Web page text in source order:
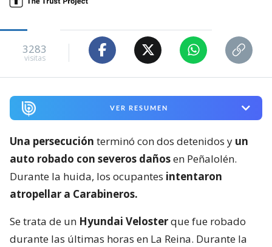
3283
visitas
VER RESUMEN
Una persecución terminó con dos detenidos y un
auto robado con severos dañosen Peñalolén.
Durante la huida, los ocupantes intentaron
atropellar a Carabineros.
Se trata de un Hyundai Velosterque fue robado
durante las últimas horas en La Reina. Durante la